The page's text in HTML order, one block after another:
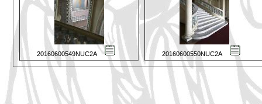
20160600549NUC2A 20160600550NUC2A